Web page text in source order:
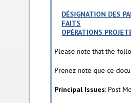
DÉSIGNATION DES
FAITS
OPÉRATIONS
Please note that the
Prenez note que ce
Principal Issues: Post